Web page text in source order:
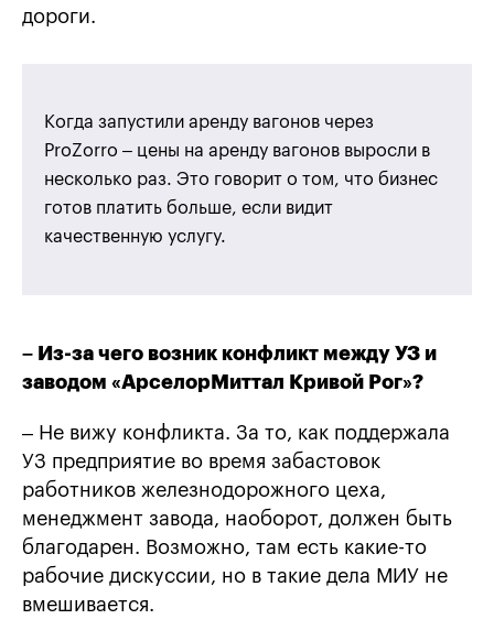
дороги.
Когда запустили аренду вагонов через
ProZorro – цены на аренду вагонов выросли в
несколько раз. Это говорит о том, что бизнес
готов платить больше, если видит
качественную услугу.
– Из-за чего возник конфликт между УЗ и
заводом «АрселорМиттал Кривой Рог»?
– Не вижу конфликта. За то, как поддержала
УЗ предприятие во время забастовок
работников железнодорожного цеха,
менеджмент завода, наоборот, должен быть
благодарен. Возможно, там есть какие-то
рабочие дискуссии, но в такие дела МИУ не
вмешивается.